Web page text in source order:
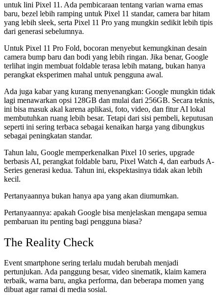
untuk lini Pixel 11. Ada pembicaraan tentang varian warna emas
baru, bezel lebih ramping untuk Pixel 11 standar, camera bar hitam
yang lebih sleek, serta Pixel 11 Pro yang mungkin sedikit lebih tipis
dari generasi sebelumnya.
Untuk Pixel 11 Pro Fold, bocoran menyebut kemungkinan desain
camera bump baru dan bodi yang lebih ringan. Jika benar, Google
terlihat ingin membuat foldable terasa lebih matang, bukan hanya
perangkat eksperimen mahal untuk pengguna awal.
Ada juga kabar yang kurang menyenangkan: Google mungkin tidak
lagi menawarkan opsi 128GB dan mulai dari 256GB. Secara teknis,
ini bisa masuk akal karena aplikasi, foto, video, dan fitur AI lokal
membutuhkan ruang lebih besar. Tetapi dari sisi pembeli, keputusan
seperti ini sering terbaca sebagai kenaikan harga yang dibungkus
sebagai peningkatan standar.
Tahun lalu, Google memperkenalkan Pixel 10 series, upgrade
berbasis AI, perangkat foldable baru, Pixel Watch 4, dan earbuds A-
Series generasi kedua. Tahun ini, ekspektasinya tidak akan lebih
kecil.
Pertanyaannya bukan hanya apa yang akan diumumkan.
Pertanyaannya: apakah Google bisa menjelaskan mengapa semua
pembaruan itu penting bagi pengguna biasa?
The Reality Check
Event smartphone sering terlalu mudah berubah menjadi
pertunjukan. Ada panggung besar, video sinematik, klaim kamera
terbaik, warna baru, angka performa, dan beberapa momen yang
dibuat agar ramai di media sosial.